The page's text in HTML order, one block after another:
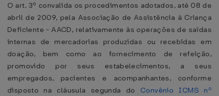
O art. 3º convalida os procedimentos adotados, até 08 de
abril de 2009, pela Associação de Assistência à Criança
Deficiente - AACD, relativamente às operações de saídas
internas de mercadorias produzidas ou recebidas em
doação, bem como ao fornecimento de refeição,
promovido por seus estabelecimentos, a seus
empregados, pacientes e acompanhantes, conforme
disposto na cláusula segunda do Convênio ICMS nº